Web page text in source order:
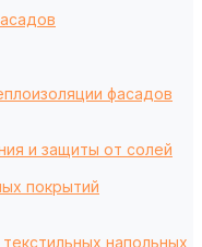
фасадов
и защиты от солей
покрытий
напольных